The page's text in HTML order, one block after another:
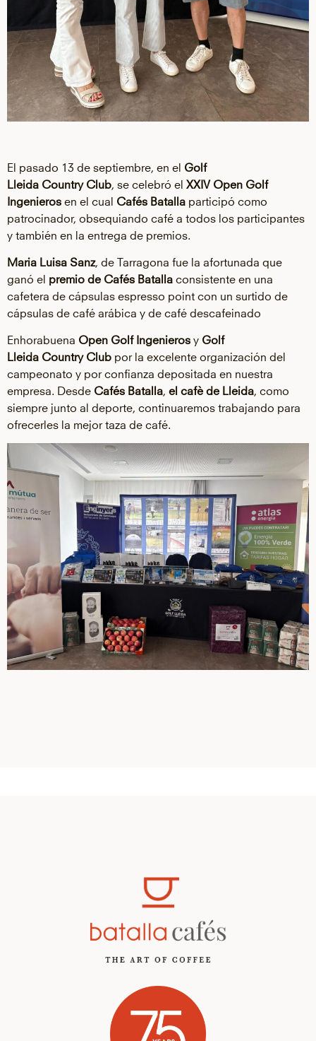
El pasado 13 de septiembre, en el Golf
Lleida CountryClub , se celebró el XXIV Open Golf
Ingenieros en el cual Cafés Batalla participó como
patrocinador, obsequiando café a todos los participantes
y también en la entrega de premios.
Maria Luisa Sanz, de Tarragona fue la afortunada que
ganó el premio de Cafés Batalla consistente en una
cafetera de cápsulas espresso point con un surtido de
cápsulas de café arábica y de café descafeinado
Enhorabuena Open Golf Ingenieros y Golf
Lleida CountryClub por la excelente organización del
campeonato y por confianza depositada en nuestra
empresa. Desde Cafés Batalla el cafè de Lleida , como
siempre junto al deporte, continuaremos trabajando para
ofrecerles la mejor taza de café.